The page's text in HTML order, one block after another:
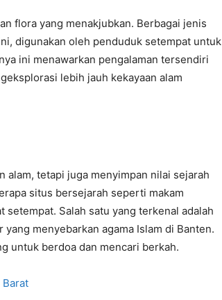
flora yang menakjubkan. Berbagai jenis
digunakan oleh penduduk setempat untuk
ini menawarkan pengalaman tersendiri
lebih jauh kekayaan alam
alam, tetapi juga menyimpan nilai sejarah
situs bersejarah seperti makam
Salah satu yang terkenal adalah
menyebarkan agama Islam di Banten.
untuk berdoa dan mencari berkah.
Barat